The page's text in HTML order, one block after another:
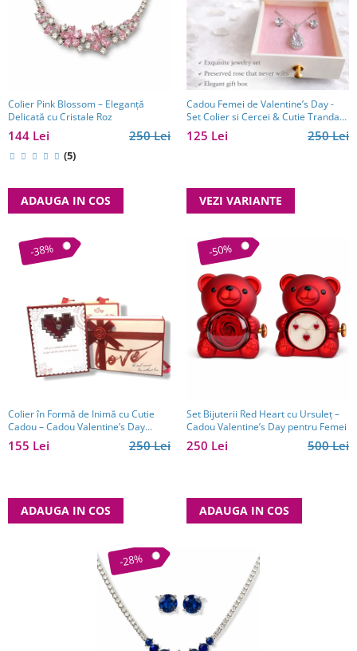
Colier Pink Blossom – Eleganță
Delicată cu Cristale Roz
250 Lei
144 Lei
(5)
ADAUGA IN COS
Cadou Femei de Valentine’s Day -
Set Colier si Cercei & Cutie Trandafir
Borealy
250 Lei
125 Lei
VEZI VARIANTE
-38%
Colier în Formă de Inimă cu Cutie
Cadou – Cadou Valentine’s Day
pentru Femei
250 Lei
155 Lei
ADAUGA IN COS
-50%
Set Bijuterii Red Heart cu Ursuleț –
Cadou Valentine’s Day pentru Femei
500 Lei
250 Lei
ADAUGA IN COS
-28%